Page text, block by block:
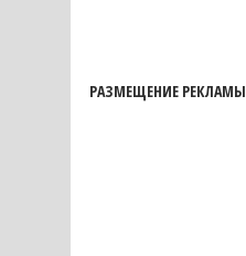
РАЗМЕЩЕНИЕ РЕКЛАМЫ